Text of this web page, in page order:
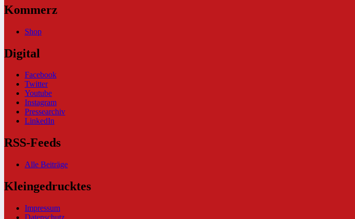
Kommerz
Shop
Digital
Facebook
Twitter
Youtube
Instagram
Pressearchiv
LinkedIn
RSS-Feeds
Alle Beiträge
Kleingedrucktes
Impressum
Datenschutz